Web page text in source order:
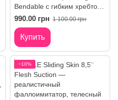
Bendable с гибким хребтом
и присоской
990.00 грн 1 100.00 грн
Купить
−10%